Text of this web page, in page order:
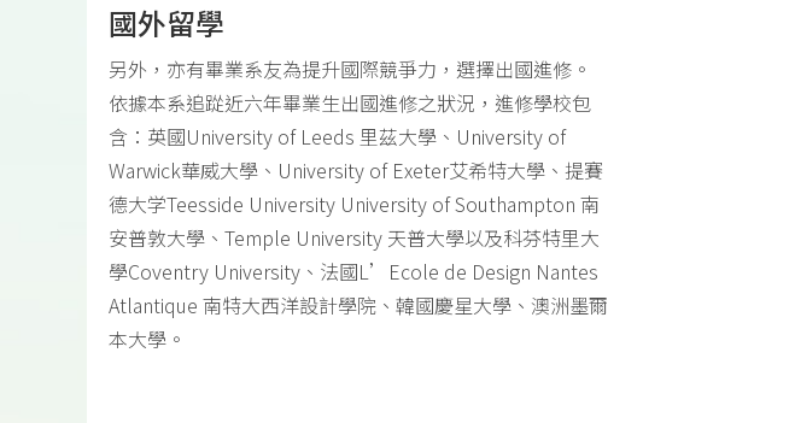
國外留學
另外，亦有畢業系友為提升國際競爭力，選擇出國進修。
依據本系追踨近六年畢業生出國進修之狀況，進修學校包
含：英國University of Leeds 里茲大學、University of
Warwick華威大學、University of Exeter艾希特大學、提賽
德大学Teesside University University of Southampton 南
安普敦大學、Temple University 天普大學以及科芬特里大
學Coventry University、法國L’Ecole de Design Nantes
Atlantique 南特大西洋設計學院、韓國慶星大學、澳洲墨爾
本大學。